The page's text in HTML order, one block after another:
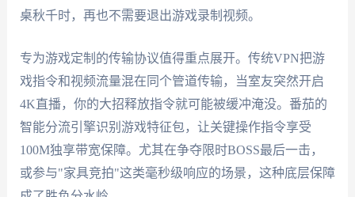
桌秋千时，再也不需要退出游戏录制视频。
专为游戏定制的传输协议值得重点展开。传统VPN把游
戏指令和视频流量混在同个管道传输，当室友突然开启
4K直播，你的大招释放指令就可能被缓冲淹没。番茄的
智能分流引擎识别游戏特征包，让关键操作指令享受
100M独享带宽保障。尤其在争夺限时BOSS最后一击，
或参与"家具竞拍"这类毫秒级响应的场景，这种底层保障